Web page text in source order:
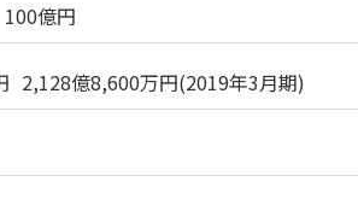
100億円
2,128億8,600万円(2019年3月期)